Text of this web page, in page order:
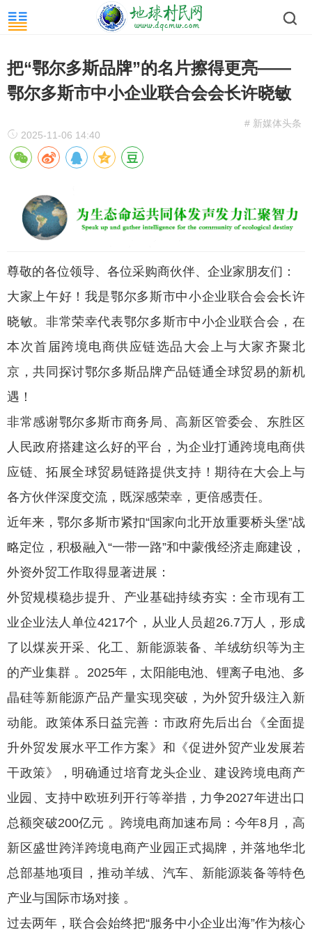
把“鄂尔多斯品牌”的名片擦得更亮——
鄂尔多斯市中小企业联合会会长许晓敏
# 新媒体头条
2025-11-06 14:40
尊敬的各位领导、各位采购商伙伴、企业家朋友们：
大家上午好！我是鄂尔多斯市中小企业联合会会长许
晓敏。非常荣幸代表鄂尔多斯市中小企业联合会，在
本次首届跨境电商供应链选品大会上与大家齐聚北
京，共同探讨鄂尔多斯品牌产品链通全球贸易的新机
遇！
非常感谢鄂尔多斯市商务局、高新区管委会、东胜区
人民政府搭建这么好的平台，为企业打通跨境电商供
应链、拓展全球贸易链路提供支持！期待在大会上与
各方伙伴深度交流，既深感荣幸，更倍感责任。
近年来，鄂尔多斯市紧扣“国家向北开放重要桥头堡”战
略定位，积极融入“一带一路”和中蒙俄经济走廊建设，
外资外贸工作取得显著进展：
外贸规模稳步提升、产业基础持续夯实：全市现有工
业企业法人单位4217个，从业人员超26.7万人，形成
了以煤炭开采、化工、新能源装备、羊绒纺织等为主
的产业集群 。2025年，太阳能电池、锂离子电池、多
晶硅等新能源产品产量实现突破，为外贸升级注入新
动能。政策体系日益完善：市政府先后出台《全面提
升外贸发展水平工作方案》和《促进外贸产业发展若
干政策》，明确通过培育龙头企业、建设跨境电商产
业园、支持中欧班列开行等举措，力争2027年进出口
总额突破200亿元 。跨境电商加速布局：今年8月，高
新区盛世跨洋跨境电商产业园正式揭牌，并落地华北
总部基地项目，推动羊绒、汽车、新能源装备等特色
产业与国际市场对接 。
过去两年，联合会始终把“服务中小企业出海”作为核心